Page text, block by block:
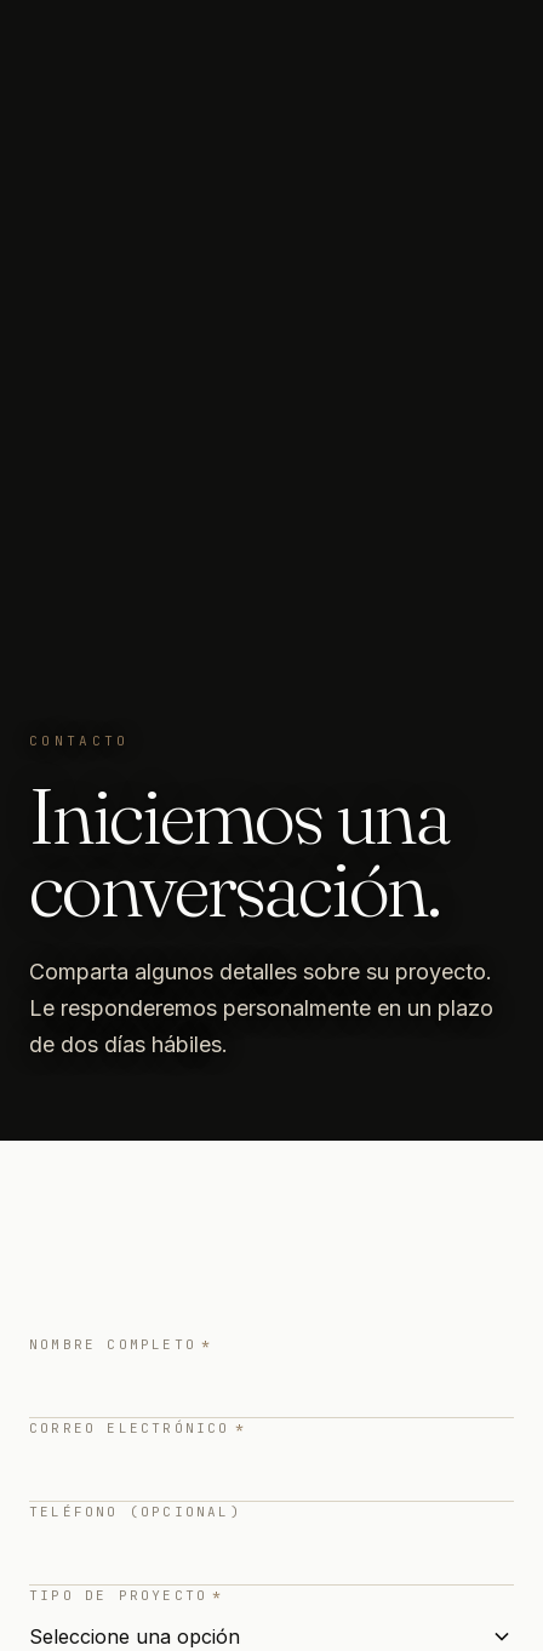
CONTACTO
Iniciemos una
conversación.
Comparta algunos detalles sobre su proyecto.
Le responderemos personalmente en un plazo
de dos días hábiles.
NOMBRE COMPLETO *
CORREO ELECTRÓNICO *
TELÉFONO (OPCIONAL)
TIPO DE PROYECTO *